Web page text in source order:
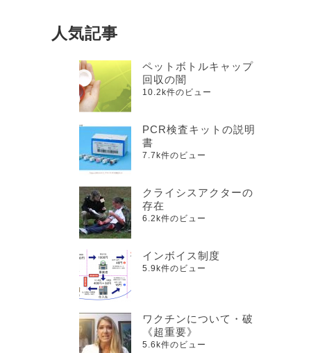
人気記事
ペットボトルキャップ
回収の闇
10.2k件のビュー
PCR検査キットの説明
書
7.7k件のビュー
クライシスアクターの
存在
6.2k件のビュー
インボイス制度
5.9k件のビュー
ワクチンについて・破
《超重要》
5.6k件のビュー